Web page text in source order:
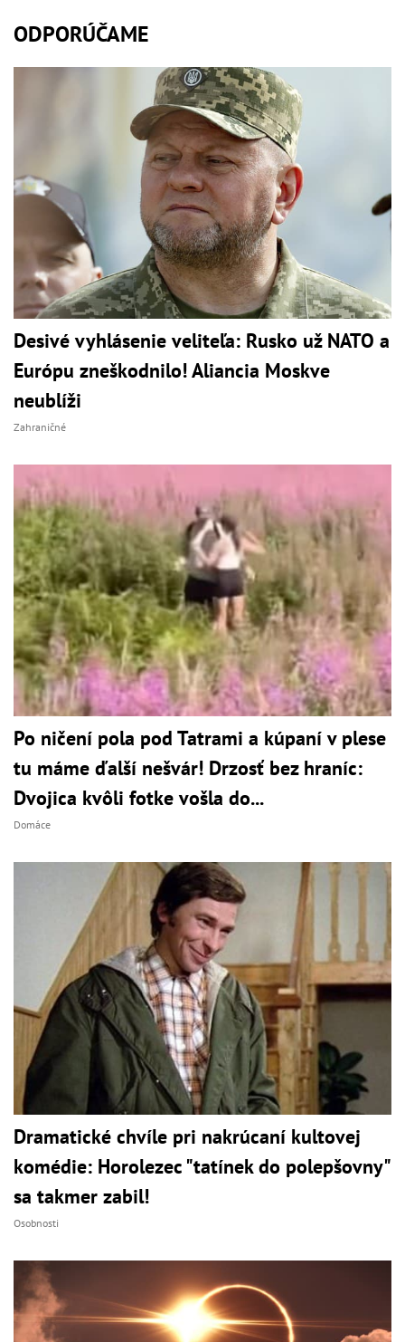
ODPORÚČAME
Desivé vyhlásenie veliteľa: Rusko už NATO a
Európu zneškodnilo! Aliancia Moskve
neublíži
Zahraničné
Po ničení pola pod Tatrami a kúpaní v plese
tu máme ďalší nešvár! Drzosť bez hraníc:
Dvojica kvôli fotke vošla do...
Domáce
Dramatické chvíle pri nakrúcaní kultovej
komédie: Horolezec "tatínek do polepšovny"
sa takmer zabil!
Osobnosti